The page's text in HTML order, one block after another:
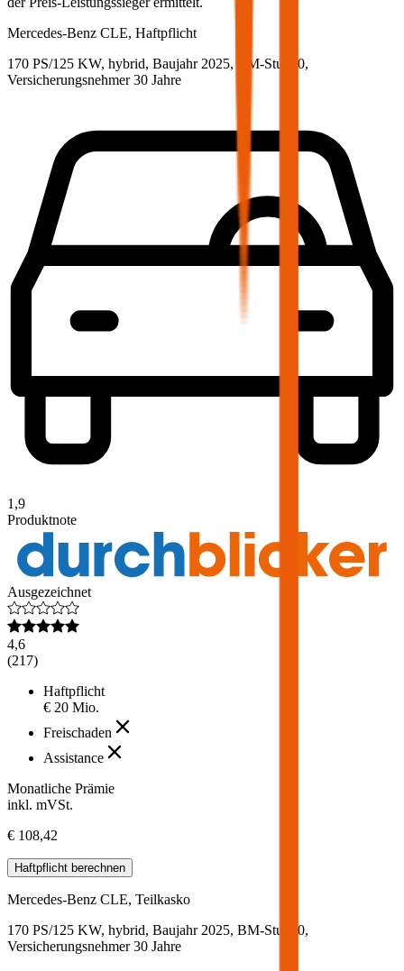
Mercedes-Benz CLE, Haftpflicht
170 PS/125 KW, hybrid, Baujahr 2025, BM-Stufe 0,
Versicherungsnehmer 30 Jahre
1,9
Produktnote
Ausgezeichnet
4,6
(217)
Haftpflicht
€ 20 Mio.
Freischaden
Assistance
Monatliche Prämie
inkl. mVSt.
€ 108,42
Haftpflicht berechnen
Mercedes-Benz CLE, Teilkasko
170 PS/125 KW, hybrid, Baujahr 2025, BM-Stufe 0,
Versicherungsnehmer 30 Jahre